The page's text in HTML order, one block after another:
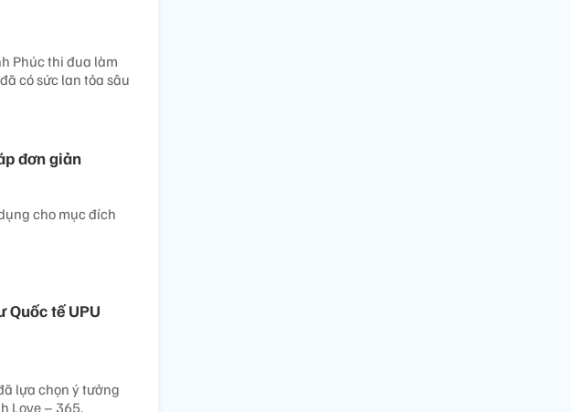
Phúc thi đua làm
có sức lan tỏa sâu
đơn giản
cho mục đích
Quốc tế UPU
lựa chọn ý tưởng
Love – 365.